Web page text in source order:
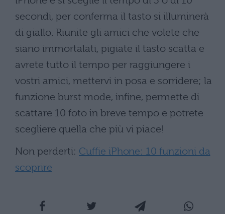
secondi, per conferma il tasto si illuminerà
di giallo. Riunite gli amici che volete che
siano immortalati, pigiate il tasto scatta e
avrete tutto il tempo per raggiungere i
vostri amici, mettervi in posa e sorridere; la
funzione burst mode, infine, permette di
scattare 10 foto in breve tempo e potrete
scegliere quella che più vi piace!
Non perderti: Cuffie iPhone: 10 funzioni da
scoprire